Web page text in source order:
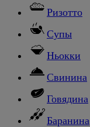
Ризотто
Супы
Ньокки
Свинина
Говядина
Баранина